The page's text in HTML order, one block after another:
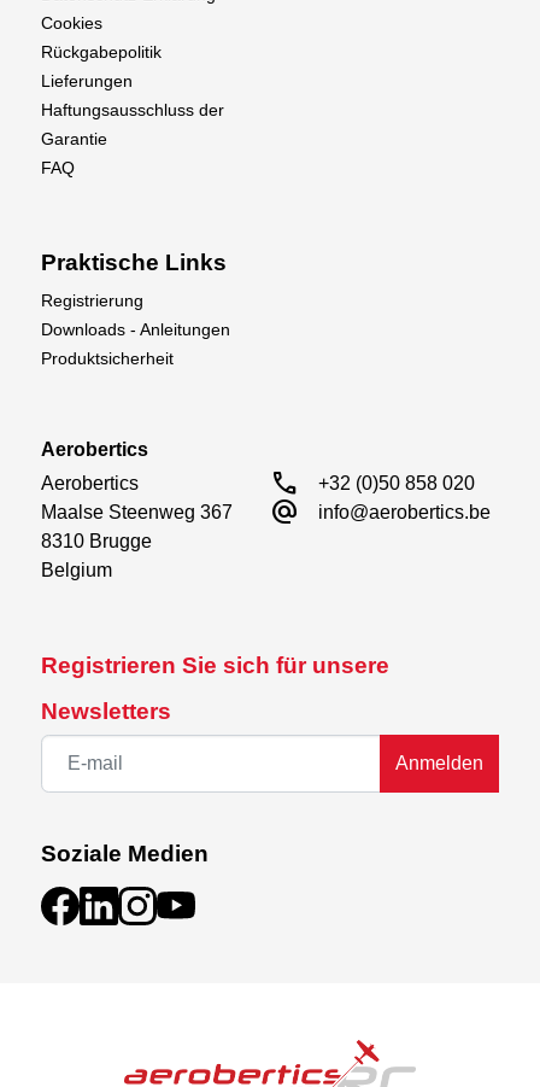
Registrieren Sie sich für unsere
Newsletters
Anmelden
Soziale Medien
Cookies
Rückgabepolitik
Lieferungen
Haftungsausschluss der
Garantie
FAQ
Praktische Links
Registrierung
Downloads - Anleitungen
Produktsicherheit
Aerobertics
Aerobertics
Maalse Steenweg 367
8310 Brugge
Belgium
call +32 (0)50 858 020
alternate_email info@aerobertics.be